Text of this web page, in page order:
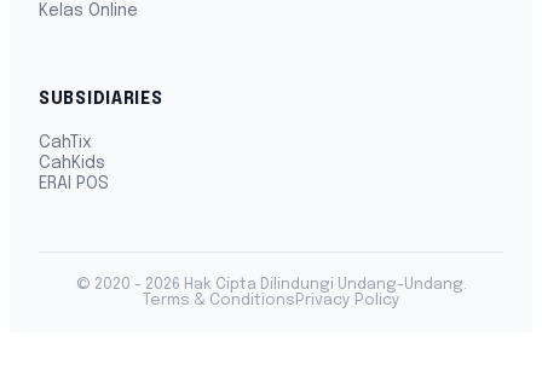
Kelas Online
SUBSIDIARIES
CahTix
CahKids
ERAI POS
© 2020 - 2026 Hak Cipta Dilindungi Undang-Undang.
Terms & Conditions Privacy Policy